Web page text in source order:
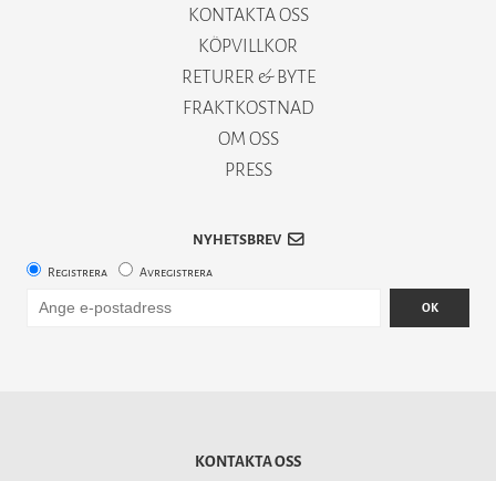
KONTAKTA OSS
KÖPVILLKOR
RETURER & BYTE
FRAKTKOSTNAD
OM OSS
PRESS
NYHETSBREV
Registrera Avregistrera
OK
KONTAKTA OSS